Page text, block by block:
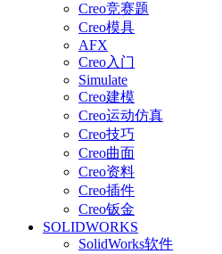
Creo竞赛题
Creo模具
AFX
Creo入门
Simulate
Creo建模
Creo运动仿真
Creo技巧
Creo曲面
Creo资料
Creo插件
Creo钣金
SOLIDWORKS
SolidWorks软件